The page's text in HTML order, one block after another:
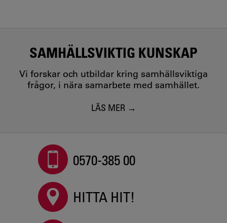
SAMHÄLLSVIKTIG KUNSKAP
Vi forskar och utbildar kring samhällsviktiga
frågor, i nära samarbete med samhället.
LÄS MER
0570-385 00
HITTA HIT!